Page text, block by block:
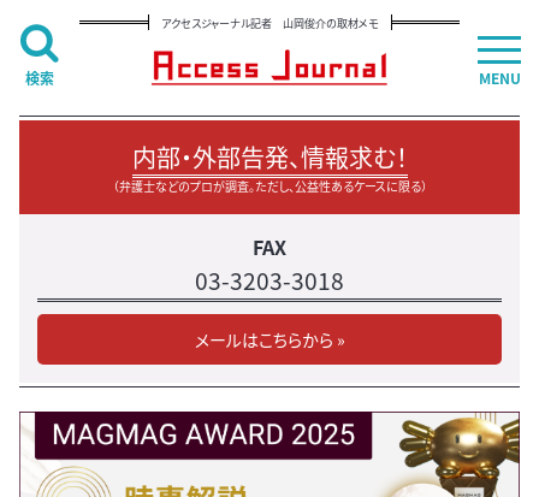
アクセスジャーナル記者 山岡俊介の取材メモ
内部・外部告発、情報求む！
（弁護士などのプロが調査。ただし、公益性あるケースに限る）
FAX
03-3203-3018
メールはこちらから »
MENU
検索